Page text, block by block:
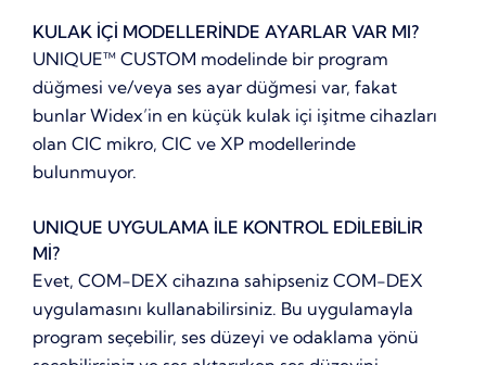
KULAK İÇİ MODELLERİNDE AYARLAR VAR MI?
UNIQUE™ CUSTOM modelinde bir program
düğmesi ve/veya ses ayar düğmesi var, fakat
bunlar Widex’in en küçük kulak içi işitme cihazları
olan CIC mikro, CIC ve XP modellerinde
bulunmuyor.
UNIQUE UYGULAMA İLE KONTROL EDİLEBİLİR
Mİ?
Evet, COM-DEX cihazına sahipseniz COM-DEX
uygulamasını kullanabilirsiniz. Bu uygulamayla
program seçebilir, ses düzeyi ve odaklama yönü